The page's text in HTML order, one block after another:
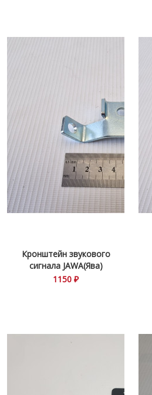
Кронштейн звукового
сигнала JAWA(Ява)
559\360
1150 ₽